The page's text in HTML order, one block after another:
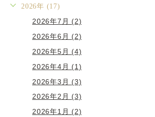
2026年 (17)
2026年7月 (2)
2026年6月 (2)
2026年5月 (4)
2026年4月 (1)
2026年3月 (3)
2026年2月 (3)
2026年1月 (2)